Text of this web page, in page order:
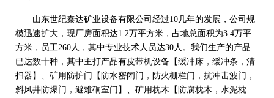
山东世纪秦达矿业设备有限公司经过10几年的发展，公司规
模迅速扩大，现厂房面积达1.2万平方米，占地总面积为3.4万平
方米，员工260人，其中专业技术人员达30人。我们生产的产品
已达数十种，其中主打产品有皮带机设备【缓冲床，缓冲条，清
扫器】、矿用防护门【防水密闭门，防火栅栏门，抗冲击波门，
斜风井防爆门，避难硐室门】、矿用枕木【防腐枕木，水泥枕